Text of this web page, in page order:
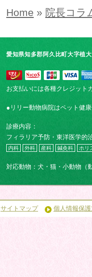
Home » 院長コラ
愛知県知多郡阿久比町大字植
お支払いには各種クレジット
●リリー動物病院はペット健
診療内容：
フィラリア予防・東洋医学的
内科 外科 産科 鍼灸科 ホリ
対応動物：犬・猫・小動物（
サイトマップ 個人情報保